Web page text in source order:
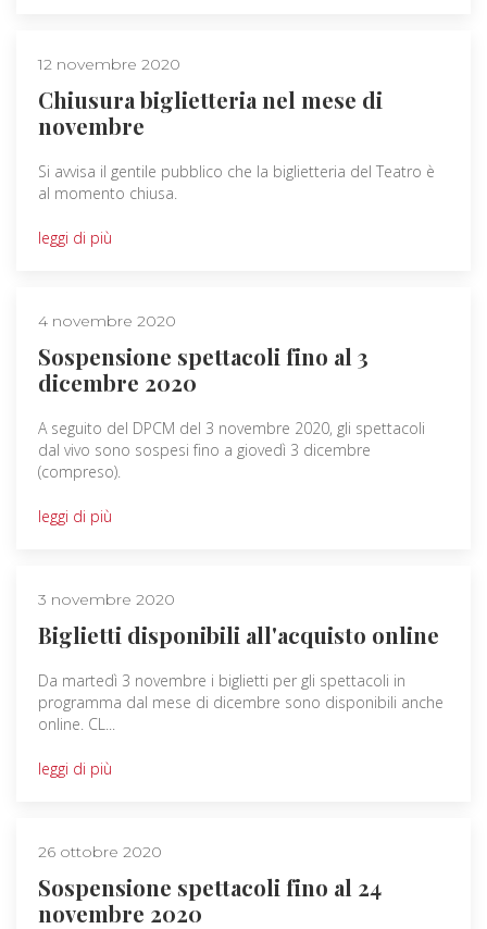
12 novembre 2020
Chiusura biglietteria nel mese di
novembre
Si avvisa il gentile pubblico che la biglietteria del Teatro è
al momento chiusa.
leggi di più
4 novembre 2020
Sospensione spettacoli fino al 3
dicembre 2020
A seguito del DPCM del 3 novembre 2020, gli spettacoli
dal vivo sono sospesi fino a giovedì 3 dicembre
(compreso).
leggi di più
3 novembre 2020
Biglietti disponibili all'acquisto online
Da martedì 3 novembre i biglietti per gli spettacoli in
programma dal mese di dicembre sono disponibili anche
online. CL...
leggi di più
26 ottobre 2020
Sospensione spettacoli fino al 24
novembre 2020